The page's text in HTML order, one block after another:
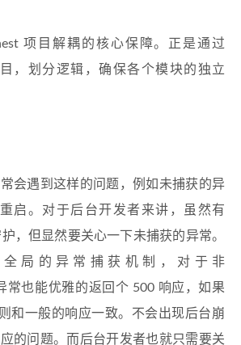
项目解耦的核心保障。正是通过
，划分逻辑，确保各个模块的独立
会遇到这样的问题，例如未捕获的异
启。对于后台开发者来讲，虽然有
，但显然要关心一下未捕获的异常。
全局的异常捕获机制，对于非
常也能优雅的返回个 500 响应，如果
和一般的响应一致。不会出现后台崩
的问题。而后台开发者也就只需要关